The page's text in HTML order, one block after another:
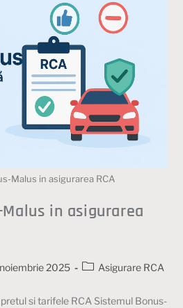
Malus in asigurarea RCA
in asigurarea
2025 Asigurare RCA
si tarifele RCA Sistemul Bonus-